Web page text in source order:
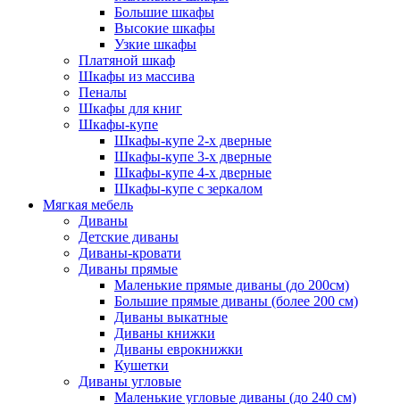
Большие шкафы
Высокие шкафы
Узкие шкафы
Платяной шкаф
Шкафы из массива
Пеналы
Шкафы для книг
Шкафы-купе
Шкафы-купе 2-х дверные
Шкафы-купе 3-х дверные
Шкафы-купе 4-х дверные
Шкафы-купе с зеркалом
Мягкая мебель
Диваны
Детские диваны
Диваны-кровати
Диваны прямые
Маленькие прямые диваны (до 200см)
Большие прямые диваны (более 200 см)
Диваны выкатные
Диваны книжки
Диваны еврокнижки
Кушетки
Диваны угловые
Маленькие угловые диваны (до 240 см)